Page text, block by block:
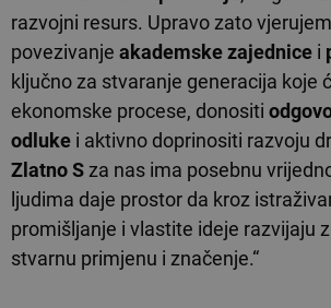
razvojni resurs. Upravo zato
povezivanje akademske zajednice i
ključno za stvaranje generacija koje
ekonomske procese, donositi
odluke i aktivno doprinositi razvoju
Zlatno Sza nas ima posebnu
ljudima daje prostor da kroz
promišljanje i vlastite ideje razvijaju
stvarnu primjenu i značenje.“